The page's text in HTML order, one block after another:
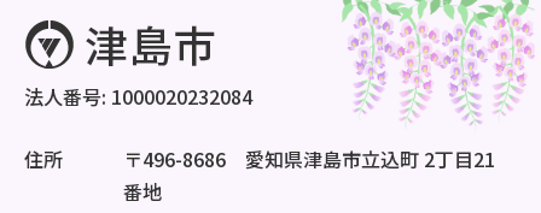
法人番号: 1000020232084
住所
〒496-8686 愛知県津島市立込町 2丁目21
番地